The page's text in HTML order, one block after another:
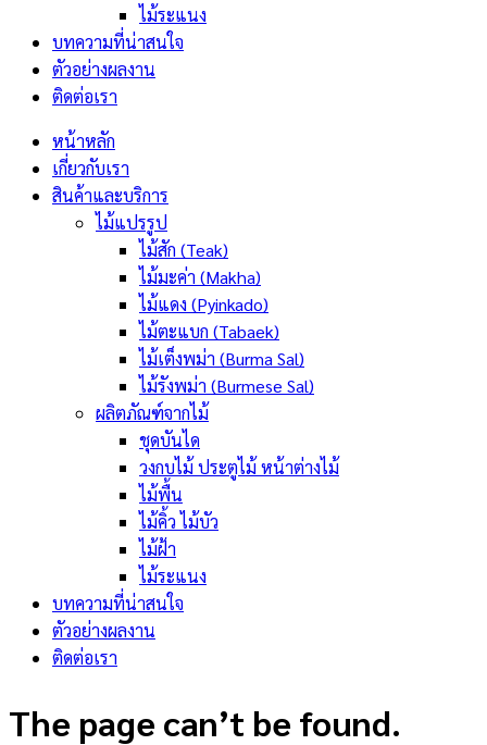
ไม้ระแนง
บทความที่น่าสนใจ
ตัวอย่างผลงาน
ติดต่อเรา
หน้าหลัก
เกี่ยวกับเรา
สินค้าและบริการ
ไม้แปรรูป
ไม้สัก (Teak)
ไม้มะค่า (Makha)
ไม้แดง (Pyinkado)
ไม้ตะแบก (Tabaek)
ไม้เต็งพม่า (Burma Sal)
ไม้รังพม่า (Burmese Sal)
ผลิตภัณฑ์จากไม้
ชุดบันได
วงกบไม้ ประตูไม้ หน้าต่างไม้
ไม้พื้น
ไม้คิ้ว ไม้บัว
ไม้ฝ้า
ไม้ระแนง
บทความที่น่าสนใจ
ตัวอย่างผลงาน
ติดต่อเรา
The page can’t be found.